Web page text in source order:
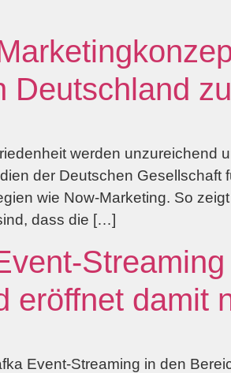
Deutschland
werden unzureichend
der Deutschen Gesellschaft
wie Now-Marketing. So
dass die […]
eröffnet damit
Event-Streaming in den